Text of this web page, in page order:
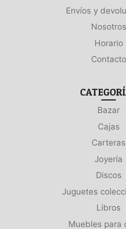
Envíos y
Nosotros
Horario
Contacto
Bazar
Cajas
Carteras
Joyería
Discos
Juguetes
Libros
Muebles para